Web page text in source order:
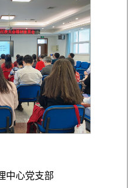
中心党支部